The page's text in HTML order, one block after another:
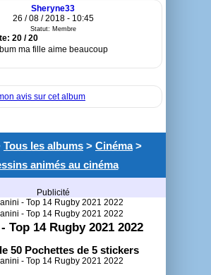
Sheryne33
26 / 08 / 2018 - 10:45
Statut: Membre
20 / 20
ma fille aime beaucoup
avis sur cet album
Tous les albums > Cinéma>
animés au cinéma
Publicité
Top 14 Rugby 2021 2022
50 Pochettes de 5 stickers